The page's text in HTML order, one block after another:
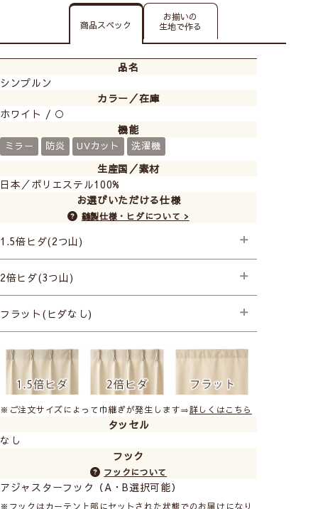
シンプルなので、どのお部屋にもどの厚地カーテンにも
ウォッシャブルなので自宅の洗濯機で洗えるのでお手入
れ簡単です。
ミラー加工で日中外からの気になる視線を防
ぎます
商品スペック
お揃いの
生地で作る
品名
シンプルン
カラー／在庫
ホワイト / ○
機能
ミラー 防炎 UVカット 洗濯機
生産国／素材
日本／ポリエステル100%
お選びいただける仕様
縫製仕様・ヒダについて >
1.5倍ヒダ(2つ山)
├スタンダード縫製
2倍ヒダ(3つ山)
├プレミアム縫製+形状記憶
フラット(ヒダなし)
├スタンダード縫製
※ご注文サイズによって巾継ぎが発生します⇒詳しくはこちら
タッセル
なし
フック
フックについて
アジャスターフック（A・B選択可能）
※フックはカーテン上部にセットされた状態でのお届けになり